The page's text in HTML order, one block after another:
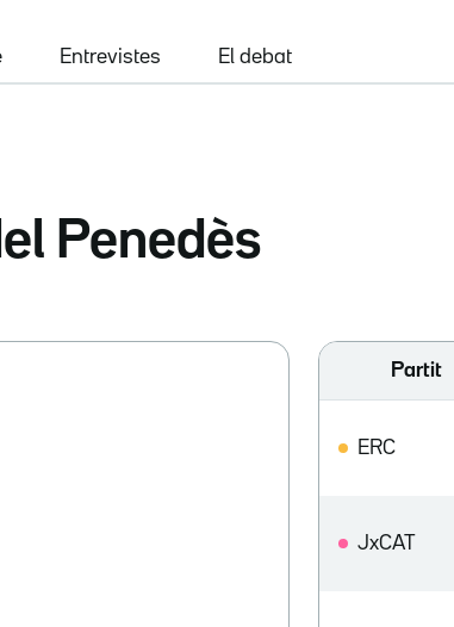
Entrevistes El debat
Penedès
Partit
ERC
JxCAT